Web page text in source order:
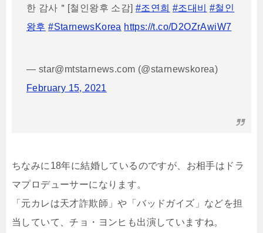
한 감사＂[철인왕후 소감] #조연희 #조대비
#철인
왕후 #StarnewsKorea https://t.co/D2OZrAwiW7
— star@mtstarnews.com (@starnewskorea)
February 15, 2021
ちなみに18年に結婚しているのですが、お相手はドラ
マプロデューサーになります。
「元カレは天才詐欺師」や「バッドガイズ」などを担
当していて、チョ・ヨンヒも出演していますね。